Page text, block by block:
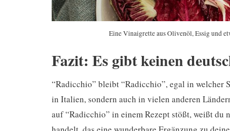
Fazit: Es gibt keinen
“Radicchio” bleibt “Radicchio”, egal in welcher
in Italien, sondern auch in vielen anderen
auf “Radicchio” in einem Rezept stößt, weißt du
handelt, das eine wunderbare Ergänzung zu